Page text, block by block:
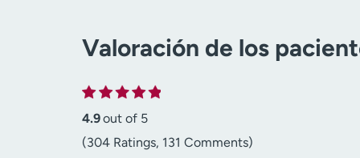
Valoración de los
4.9out of 5
(304 Ratings, 131 Comments)